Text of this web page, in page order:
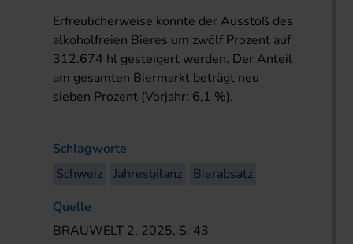
Erfreulicherweise konnte der Ausstoß des
alkoholfreien Bieres um zwölf Prozent auf
312.674 hl gesteigert werden. Der Anteil
am gesamten Biermarkt beträgt neu
sieben Prozent (Vorjahr: 6,1 %).
Schlagworte
Schweiz
Jahresbilanz
Bierabsatz
Quelle
BRAUWELT 2, 2025, S. 43